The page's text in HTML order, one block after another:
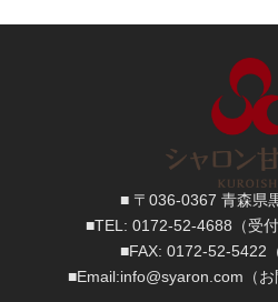
■ 〒036-0367 青森県
■TEL: 0172-52-4688 （受
■FAX: 0172-52-5422
■Email:info@syaron.com （